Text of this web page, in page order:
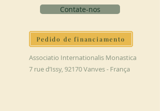
Contate-nos
Pedido de financiamento
Associatio Internationalis Monastica
7 rue d’Issy, 92170 Vanves - França